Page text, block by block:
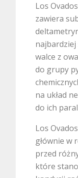
Los
zawiera
walce z
do grupy
na układ
do ich
Los
głównie w
przed
które